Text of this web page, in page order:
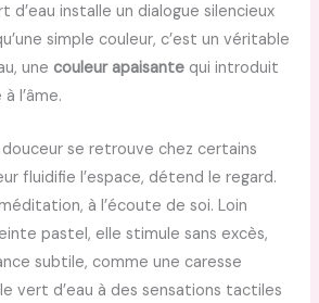
d’eau installe un dialogue silencieux
simple couleur, c’est un véritable
unecouleur apaisante qui introduit
l’âme.
douceur se retrouve chez certains
fluidifie l’espace, détend le regard.
à l’écoute de soi. Loin
pastel, elle stimule sans excès,
subtile, comme une caresse
vert d’eau à des sensations tactiles